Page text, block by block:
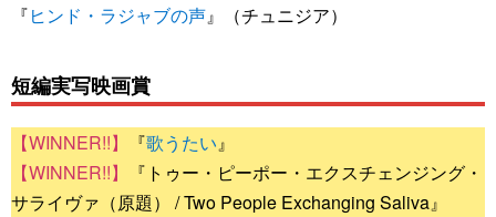
『ヒンド・ラジャブの声』（チュニジア）
短編実写映画賞
『歌うたい』
『トゥー・ピーポー・エクスチェンジング・
サライヴァ（原題） / Two People Exchanging Saliva』